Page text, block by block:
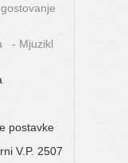
- Mjuzikl
postavke
V.P. 2507